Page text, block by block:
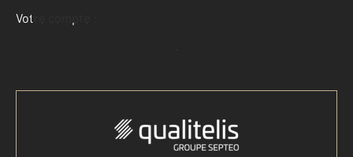
Votre compte :
Accéder à mon compte